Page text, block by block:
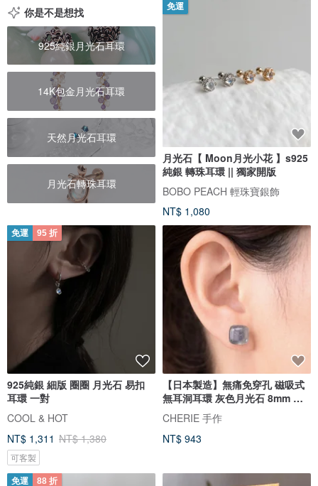
你是不是想找
925純銀月光石耳環
14K包金月光石耳環
天然月光石耳環
月光石轉珠耳環
免運
月光石【 Moon月光小花 】s925
純銀 轉珠耳環 || 獨家開版
BOBO PEACH 輕珠寶銀飾
NT$ 1,080
免運 95 折
925純銀 細版 圈圈 月光石 易扣
耳環 一對
COOL & HOT
NT$ 1,311 NT$ 1,380
可客製
【日本製造】無痛免穿孔 磁吸式
無耳洞耳環 灰色月光石 8mm 方
形 軟骨亦適用 天然石耳飾
CHERIE 手作
NT$ 943
免運 88 折